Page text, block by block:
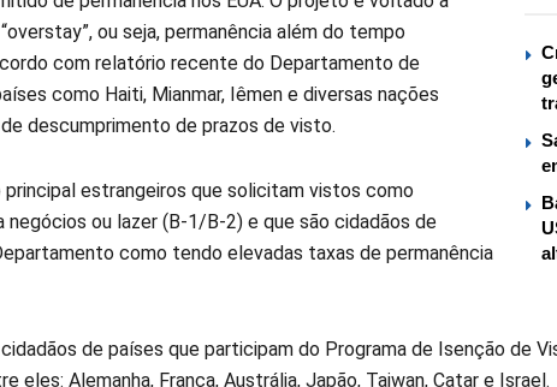
ou seja, permanência além do tempo
com relatório recente do Departamento de
como Haiti, Mianmar, Iêmen e diversas nações
descumprimento de prazos de visto.
estrangeiros que solicitam vistos como
ou lazer (B-1/B-2) e que são cidadãos de
como tendo elevadas taxas de permanência
de países que participam do Programa de Isenção de
eles: Alemanha, França, Austrália, Japão, Taiwan, Catar e Israel.